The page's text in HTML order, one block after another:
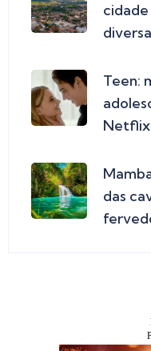
Teen:
Netflix
das